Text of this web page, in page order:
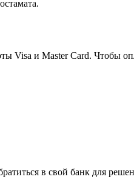
и Master Card. Чтобы
в свой банк для